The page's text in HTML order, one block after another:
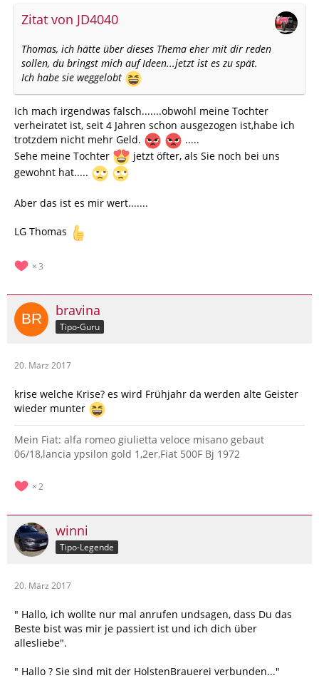
Zitat von JD4040
Thomas, ich hätte über dieses Thema eher mit dir reden
sollen, du bringst mich auf Ideen...jetzt ist es zu spät.
Ich habe sie weggelobt
Ich mach irgendwas falsch.......obwohl meine Tochter
verheiratet ist, seit 4 Jahren schon ausgezogen ist,habe ich
trotzdem nicht mehr Geld.
.....
Sehe meine Tochter
jetzt öfter, als Sie noch bei uns
gewohnt hat.....
Aber das ist es mir wert.......
LG Thomas
3
bravina
Tipo-Guru
20. März 2017
krise welche Krise? es wird Frühjahr da werden alte Geister
wieder munter
Mein Fiat: alfa romeo giulietta veloce misano gebaut
06/18,lancia ypsilon gold 1,2er,Fiat 500F Bj 1972
2
winni
Tipo-Legende
20. März 2017
" Hallo, ich wollte nur mal anrufen undsagen, dass Du das
Beste bist was mir je passiert ist und ich dich über
allesliebe".
" Hallo ? Sie sind mit der HolstenBrauerei verbunden..."